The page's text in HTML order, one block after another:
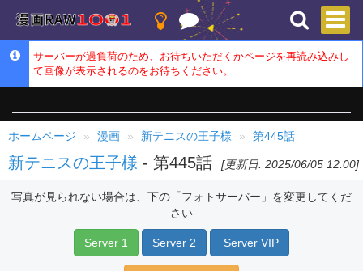
サーバーが過負荷のため、お待ちいただくかページを再読み込みし
て画像が表示されるのをお待ちください。
ホームページ 漫画 新テニスの王子様 第445話
新テニスの王子様 - 第445話 [更新日: 2025/06/05 12:00]
写真が見られない場合は、下の「フォトサーバー」を変更してくだ
さい
Server 1 Server 2 Server VIP